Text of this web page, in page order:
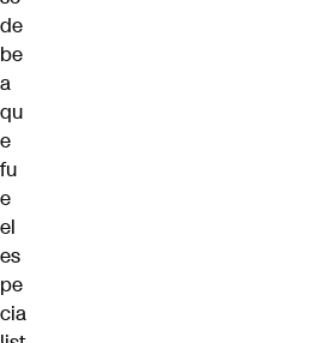
de
be
a
qu
e
fu
e
el
es
pe
cia